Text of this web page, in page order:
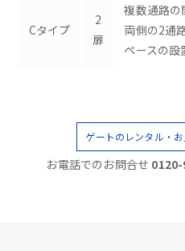
Cタイプ
2
扉
複数通路の
両側の2通
ペースの設
ゲートのレンタル・
お電話でのお問合せ